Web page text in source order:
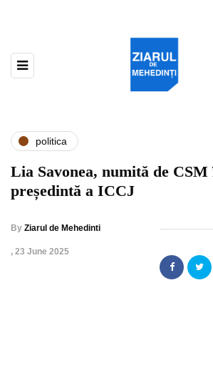
politica
Lia Savonea, numită de
președintă a ICCJ
By Ziarul de Mehedinti
, 23 June 2025